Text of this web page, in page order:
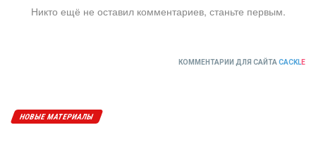
Никто ещё не оставил комментариев, станьте первым.
КОММЕНТАРИИ ДЛЯ САЙТА CACKLE
НОВЫЕ МАТЕРИАЛЫ